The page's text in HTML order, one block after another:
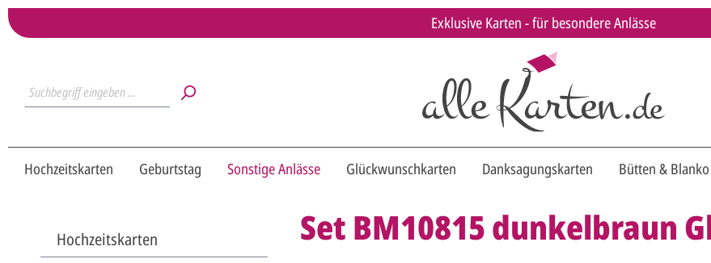
Exklusive Karten - für besondere Anlässe
Hochzeitskarten Geburtstag Sonstige Anlässe Glückwunschkarten Danksagungskarten Bütten & Blanko
Hochzeitskarten
Set BM10815 dunkelbraun